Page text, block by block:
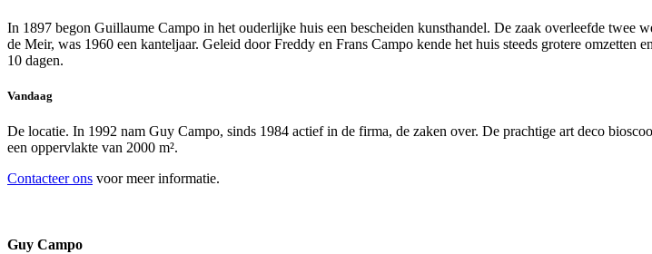
In 1897 begon Guillaume Campo in het ouderlijke huis een bescheiden kunsthandel. De zaak overleefde twee
de Meir, was 1960 een kanteljaar. Geleid door Freddy en Frans Campo kende het huis steeds grotere
10 dagen.
Vandaag
De locatie. In 1992 nam Guy Campo, sinds 1984 actief in de firma, de zaken over. De prachtige art deco
een oppervlakte van 2000 m².
Contacteer ons voor meer informatie.
Guy Campo